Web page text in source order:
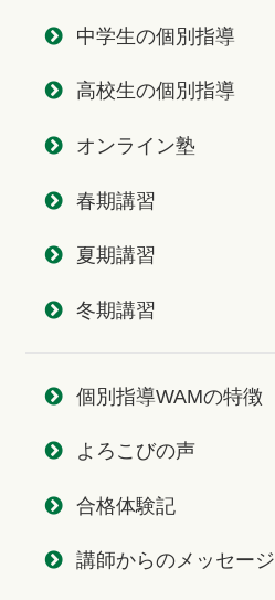
中学生の個別指導
高校生の個別指導
オンライン塾
春期講習
夏期講習
冬期講習
個別指導WAMの特徴
よろこびの声
合格体験記
講師からのメッセージ